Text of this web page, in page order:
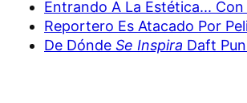
Entrando A La Estética... Con
Reportero Es Atacado Por
De Dónde Se Inspira Daft